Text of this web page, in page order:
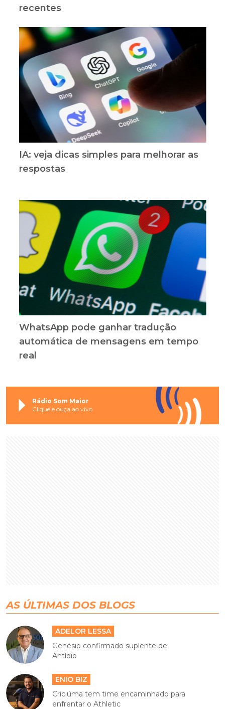
recentes
IA: veja dicas simples para melhorar as
respostas
WhatsApp pode ganhar tradução
automática de mensagens em tempo
real
Rádio Som Maior
Clique e ouça ao vivo
AS ÚLTIMAS DOS BLOGS
ADELOR LESSA
Genésio confirmado suplente de
Antídio
ENIO BIZ
Criciúma tem time encaminhado para
enfrentar o Athletic